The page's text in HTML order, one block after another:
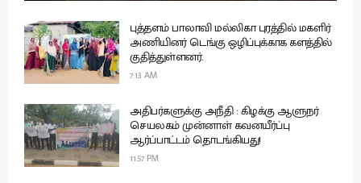
புத்தளம் பாலாவி மல்லிகா புரத்தில் மகளிர்
அணியினர் டெங்கு ஒழிப்புக்காக களத்தில்
குதித்துள்ளனர்.
7:13 AM
அதிபர்களுக்கு அநீதி : கிழக்கு ஆளுநர்
செயலகம் முன்னாள் கவனயீர்ப்பு
ஆர்ப்பாட்டம் தொடங்கியது!
11:57 PM